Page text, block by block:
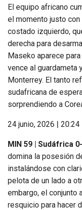
El equipo africano
el momento justo
costado izquierdo,
derecha para
Maseko aparece
vence al guardameta
Monterrey. El tanto
sudafricana de
sorprendiendo a
24 junio, 2026 | 20:24
MIN 59 | Sudáfrica
domina la posesión
instalándose con
pelota de un lado a
embargo, el conjunto
resquicio para hacer